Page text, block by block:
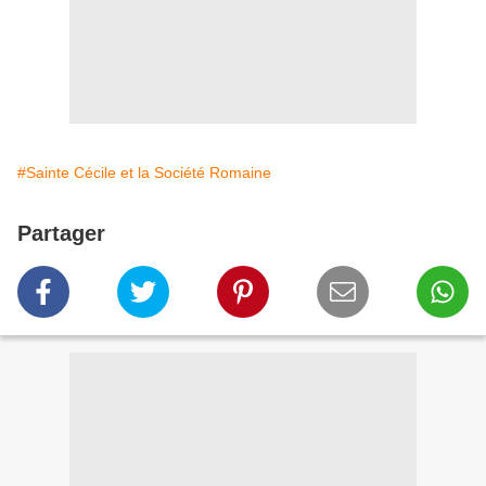
#Sainte Cécile et la Société Romaine
Partager